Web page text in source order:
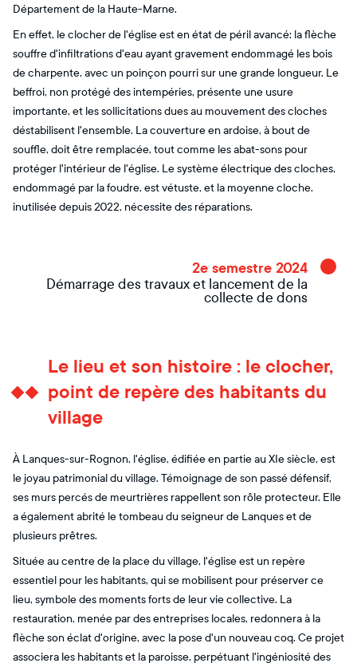
Département de la Haute-Marne.
En effet, le clocher de l'église est en état de péril avancé: la flèche
souffre d'infiltrations d'eau ayant gravement endommagé les bois
de charpente, avec un poinçon pourri sur une grande longueur. Le
beffroi, non protégé des intempéries, présente une usure
importante, et les sollicitations dues au mouvement des cloches
déstabilisent l'ensemble. La couverture en ardoise, à bout de
souffle, doit être remplacée, tout comme les abat-sons pour
protéger l'intérieur de l'église. Le système électrique des cloches,
endommagé par la foudre, est vétuste, et la moyenne cloche,
inutilisée depuis 2022, nécessite des réparations.
2e semestre 2024
Démarrage des travaux et lancement de la
collecte de dons
Le lieu et son histoire : le clocher,
point de repère des habitants du
village
À Lanques-sur-Rognon, l'église, édifiée en partie au XIe siècle, est
le joyau patrimonial du village. Témoignage de son passé défensif,
ses murs percés de meurtrières rappellent son rôle protecteur. Elle
a également abrité le tombeau du seigneur de Lanques et de
plusieurs prêtres.
Située au centre de la place du village, l'église est un repère
essentiel pour les habitants, qui se mobilisent pour préserver ce
lieu, symbole des moments forts de leur vie collective. La
restauration, menée par des entreprises locales, redonnera à la
flèche son éclat d'origine, avec la pose d'un nouveau coq. Ce projet
associera les habitants et la paroisse, perpétuant l'ingéniosité des